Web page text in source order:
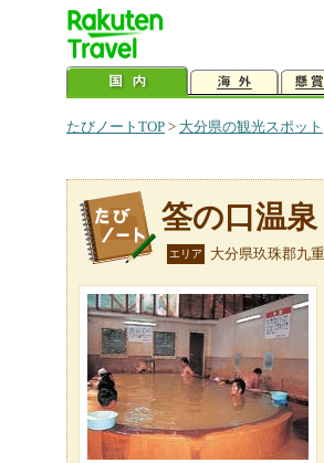
たびノートTOP > 大分県の観光スポット
筌の口温泉
エリア 大分県玖珠郡九